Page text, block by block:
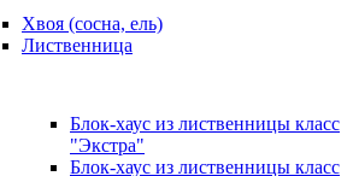
Хвоя (сосна, ель)
Лиственница
Блок-хаус из лиственницы класс
"Экстра"
Блок-хаус из лиственницы класс